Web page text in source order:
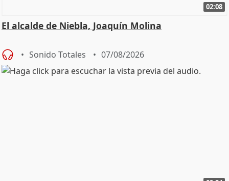
02:08
El alcalde de Niebla, Joaquín Molina
Sonido Totales 07/08/2026